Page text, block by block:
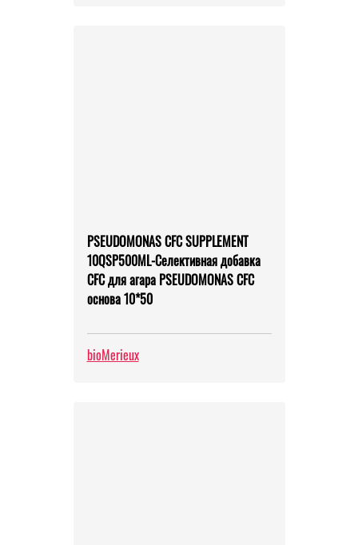
PSEUDOMONAS CFC SUPPLEMENT
10QSP500ML-Селективная добавка
CFC для агара PSEUDOMONAS CFC
основа 10*50
bioMerieux